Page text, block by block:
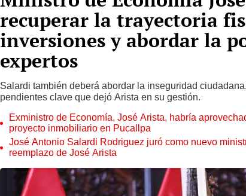
recuperar la trayectoria
inversiones y abordar la
expertos
Salardi también deberá abordar la inseguridad
pendientes clave que dejó Arista en su gestión.
Exministro de Economía, José Arista, habría
proyecto inmobiliario en Pucallpa
José Antonio Salardi Rodriguez juró como nuevo
reemplazo de José Arista